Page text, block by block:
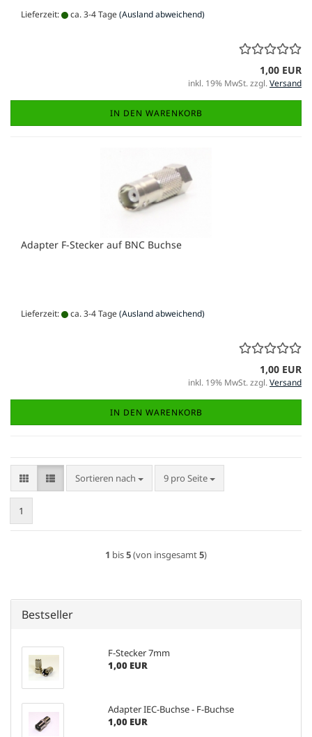
Lieferzeit: ca. 3-4 Tage(Ausland abweichend)
1,00 EUR
inkl. 19% MwSt. zzgl.Versand
IN DEN WARENKORB
Adapter F-Stecker auf BNC Buchse
Lieferzeit: ca. 3-4 Tage(Ausland abweichend)
1,00 EUR
inkl. 19% MwSt. zzgl.Versand
IN DEN WARENKORB
Sortieren nach
Sortieren nach 9 pro Seite
pro Seite
1
1 bis5(von insgesamt5)
Bestseller
F-Stecker 7mm
1,00 EUR
Adapter IEC-Buchse - F-Buchse
1,00 EUR